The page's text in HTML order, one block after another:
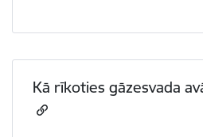
Kā rīkoties gāzesvada